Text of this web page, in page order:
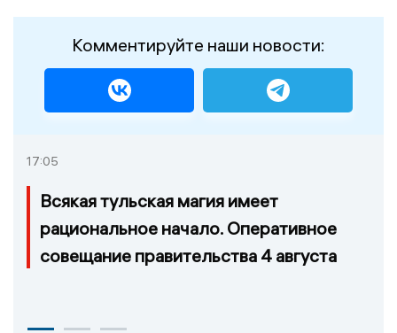
Комментируйте наши новости:
17:05
Всякая тульская магия имеет
рациональное начало. Оперативное
совещание правительства 4 августа